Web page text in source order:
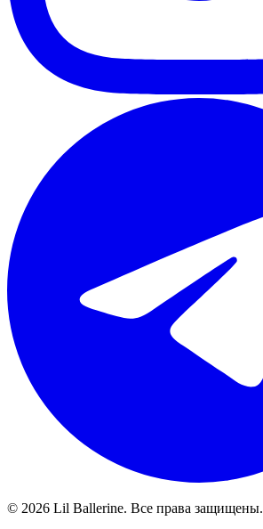
© 2026 Lil Ballerine. Все права защищены.